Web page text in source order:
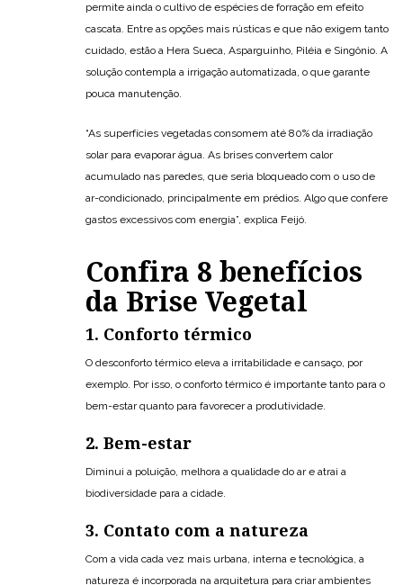
permite ainda o cultivo de espécies de forração em efeito
cascata. Entre as opções mais rústicas e que não exigem tanto
cuidado, estão a Hera Sueca, Asparguinho, Piléia e Singônio. A
solução contempla a irrigação automatizada, o que garante
pouca manutenção.
“As superfícies vegetadas consomem até 80% da irradiação
solar para evaporar água. As brises convertem calor
acumulado nas paredes, que seria bloqueado com o uso de
ar-condicionado, principalmente em prédios. Algo que confere
gastos excessivos com energia”, explica Feijó.
Confira 8 benefícios
da Brise Vegetal
1. Conforto térmico
O desconforto térmico eleva a irritabilidade e cansaço, por
exemplo. Por isso, o conforto térmico é importante tanto para o
bem-estar quanto para favorecer a produtividade.
2. Bem-estar
Diminui a poluição, melhora a qualidade do ar e atrai a
biodiversidade para a cidade.
3. Contato com a natureza
Com a vida cada vez mais urbana, interna e tecnológica, a
natureza é incorporada na arquitetura para criar ambientes